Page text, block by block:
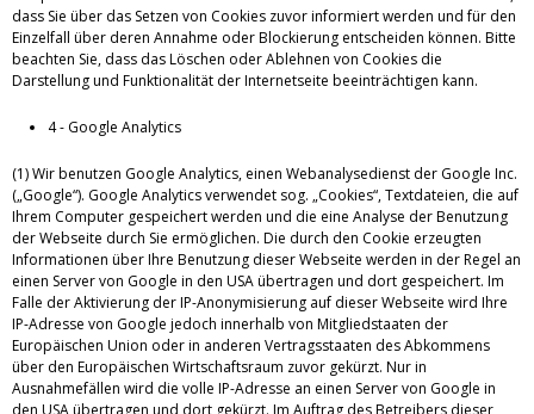
dass Sie über das Setzen von Cookies zuvor informiert werden und für den
Einzelfall über deren Annahme oder Blockierung entscheiden können. Bitte
beachten Sie, dass das Löschen oder Ablehnen von Cookies die
Darstellung und Funktionalität der Internetseite beeinträchtigen kann.
4 - Google Analytics
(1) Wir benutzen Google Analytics, einen Webanalysedienst der Google Inc.
(„Google“). Google Analytics verwendet sog. „Cookies“, Textdateien, die auf
Ihrem Computer gespeichert werden und die eine Analyse der Benutzung
der Webseite durch Sie ermöglichen. Die durch den Cookie erzeugten
Informationen über Ihre Benutzung dieser Webseite werden in der Regel an
einen Server von Google in den USA übertragen und dort gespeichert. Im
Falle der Aktivierung der IP-Anonymisierung auf dieser Webseite wird Ihre
IP-Adresse von Google jedoch innerhalb von Mitgliedstaaten der
Europäischen Union oder in anderen Vertragsstaaten des Abkommens
über den Europäischen Wirtschaftsraum zuvor gekürzt. Nur in
Ausnahmefällen wird die volle IP-Adresse an einen Server von Google in